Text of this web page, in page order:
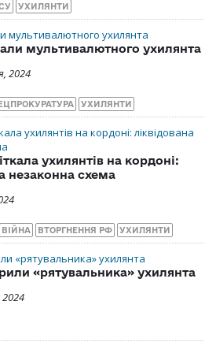
УХИЛЯНТИ
мультивалютного ухилянта
2024
УХИЛЯНТИ
ухилянтів на кордоні:
незаконна схема
ВІЙНА ВТОРГНЕННЯ РФ УХИЛЯНТИ
«рятувальника» ухилянта